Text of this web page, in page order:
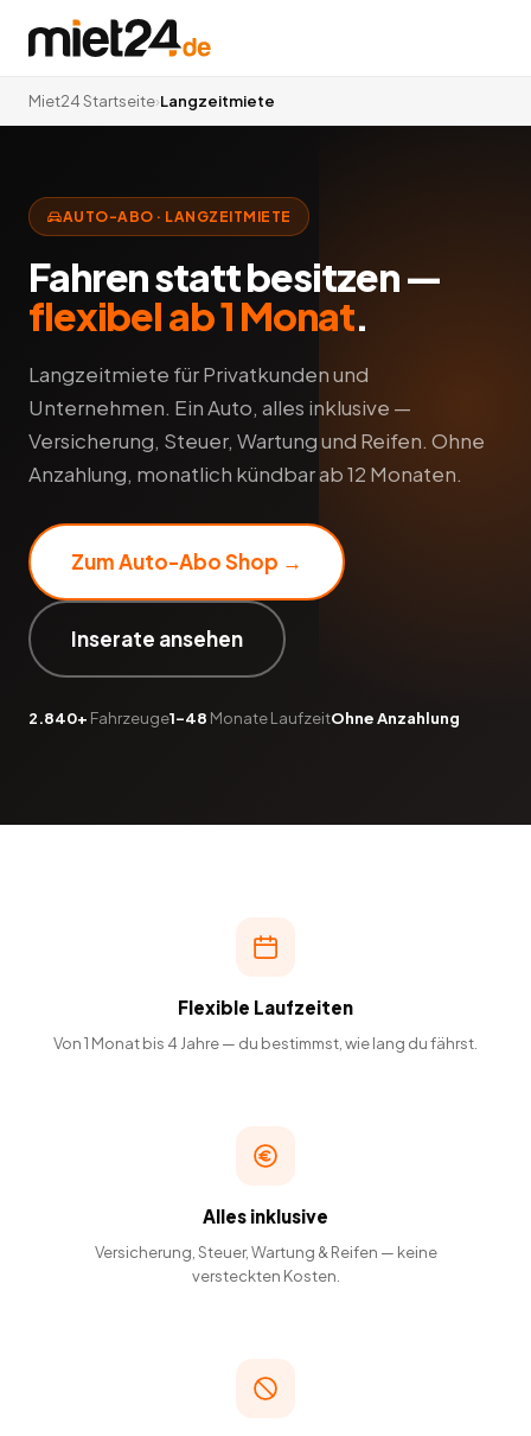
Miet24 Startseite›Langzeitmiete
AUTO-ABO · LANGZEITMIETE
Fahren statt besitzen —
flexibel ab 1 Monat.
Langzeitmiete für Privatkunden und
Unternehmen. Ein Auto, alles inklusive —
Versicherung, Steuer, Wartung und Reifen. Ohne
Anzahlung, monatlich kündbar ab 12 Monaten.
Zum Auto-Abo Shop →
Inserate ansehen
2.840+ Fahrzeuge1–48 Monate LaufzeitOhne Anzahlung
Flexible Laufzeiten
Von 1 Monat bis 4 Jahre — du bestimmst, wie lang du fährst.
Alles inklusive
Versicherung, Steuer, Wartung & Reifen — keine
versteckten Kosten.